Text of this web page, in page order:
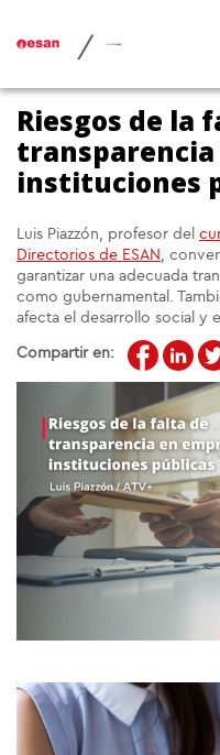
/
Riesgos de la
transparencia
instituciones
Luis Piazzón, profesor del
Directorios de ESAN ,
garantizar una adecuada
como gubernamental.
afecta el desarrollo social y
Compartir en: